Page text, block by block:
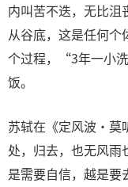
内叫苦不迭，无比
从谷底，这是任何
个过程，“3年一小
饭。
苏轼在《定风波·莫
处，归去，也无风
是需要自信，越是